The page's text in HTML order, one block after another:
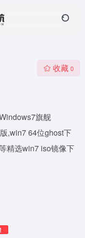
收藏 0
旗舰
,win7 64位ghost下
精选win7 iso镜像下